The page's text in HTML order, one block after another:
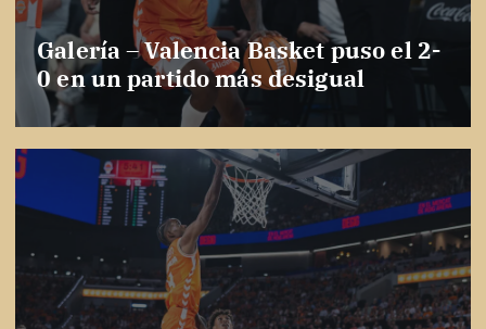
Galería – Valencia Basket puso el 2-
0 en un partido más desigual